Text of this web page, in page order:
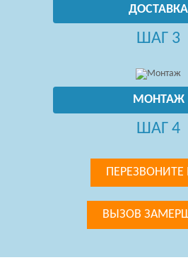
ДОСТАВКА
ШАГ 3
МОНТАЖ
ШАГ 4
ВЫЗОВ